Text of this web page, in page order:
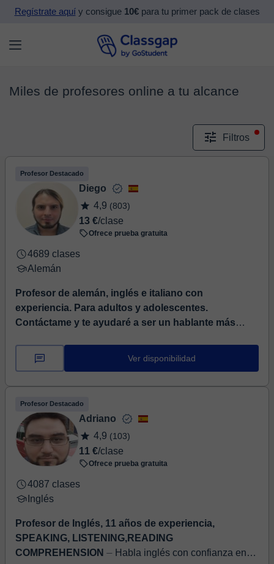
Regístrate aquíy consigue 10€para tu primer pack de clases
Miles de profesores online a tu alcance
Filtros
Profesor Destacado
Diego
4,9 (803)
13 €/clase
Ofrece prueba gratuita
4689 clases
Alemán
Profesor de alemán, inglés e italiano con
experiencia. Para adultos y adolescentes.
Contáctame y te ayudaré a ser un hablante más
más de 8 años de experiencia impartiendo clases
virtuales y preparación para exámenes de alemán,
Ver disponibilidad
Profesor Destacado
Adriano
4,9 (103)
11 €/clase
Ofrece prueba gratuita
4087 clases
Inglés
Profesor de Inglés, 11 años de experiencia,
SPEAKING, LISTENING,READING
COMPREHENSION ⏤ Habla inglés con confianza en